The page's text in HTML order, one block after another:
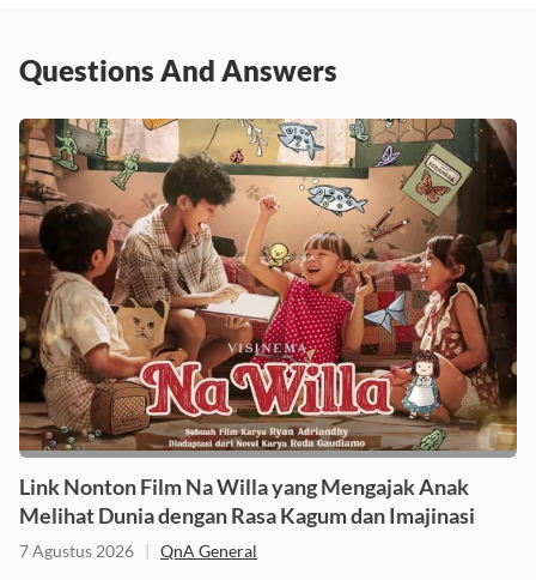
Questions And Answers
Link Nonton Film Na Willa yang Mengajak Anak
Melihat Dunia dengan Rasa Kagum dan Imajinasi
7 Agustus 2026 | QnA General